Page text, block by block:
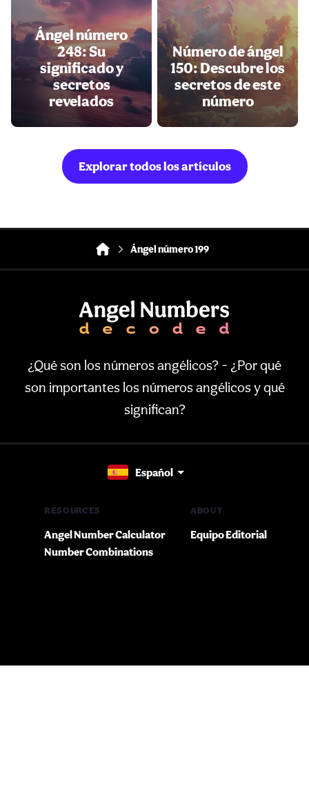
Ángel número
248: Su
significado y
secretos
revelados
Número de ángel
150: Descubre los
secretos de este
número
Explorar todos los artículos
Ángel número 199
¿Qué son los números angélicos? - ¿Por qué
son importantes los números angélicos y qué
significan?
Español
RESOURCES
Angel Number Calculator
Number Combinations
ABOUT
Equipo Editorial